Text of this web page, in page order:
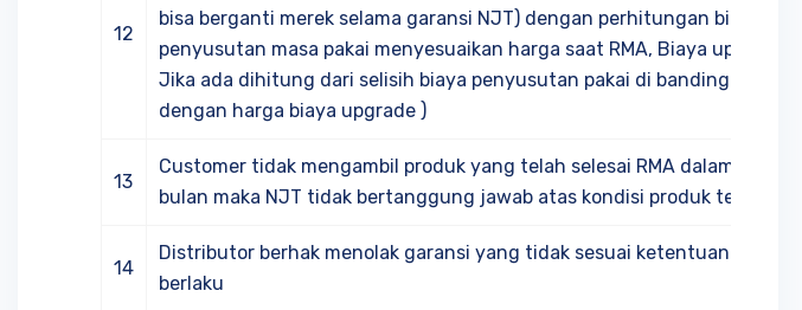
12
bisa berganti merek selama garansi NJT) dengan perhitungan biaya
penyusutan masa pakai menyesuaikan harga saat RMA, Biaya upgrade (
Jika ada dihitung dari selisih biaya penyusutan pakai di bandingkan
dengan harga biaya upgrade )
13
Customer tidak mengambil produk yang telah selesai RMA dalam waktu 2
bulan maka NJT tidak bertanggung jawab atas kondisi produk tersebut
14
Distributor berhak menolak garansi yang tidak sesuai ketentuan yang
berlaku